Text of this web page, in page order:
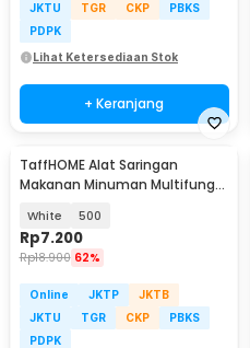
JKTU
TGR CKP
PBKS
PDPK
Lihat Ketersediaan Stok
+ Keranjang
TaffHOME Alat Saringan
Makanan Minuman Multifungsi
White 500
Rp7.200
Rp18.900 62%
Online JKTP
JKTB
JKTU
TGR CKP
PBKS
PDPK